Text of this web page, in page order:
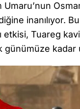
inanılıyor.
etkisi, Tuareg
kadar